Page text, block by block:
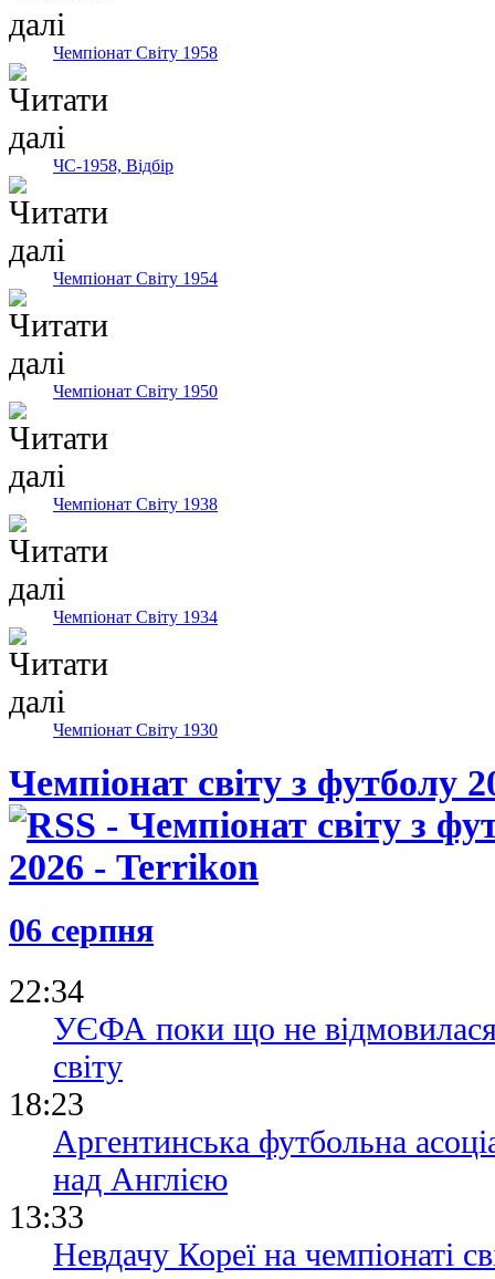
Чемпіонат Світу 1958
ЧС-1958, Відбір
Чемпіонат Світу 1954
Чемпіонат Світу 1950
Чемпіонат Світу 1938
Чемпіонат Світу 1934
Чемпіонат Світу 1930
Чемпіонат світу з футболу
06 серпня
22:34
УЄФА поки що не відмовилася
світу
18:23
Аргентинська футбольна
над Англією
13:33
Невдачу Кореї на чемпіонаті